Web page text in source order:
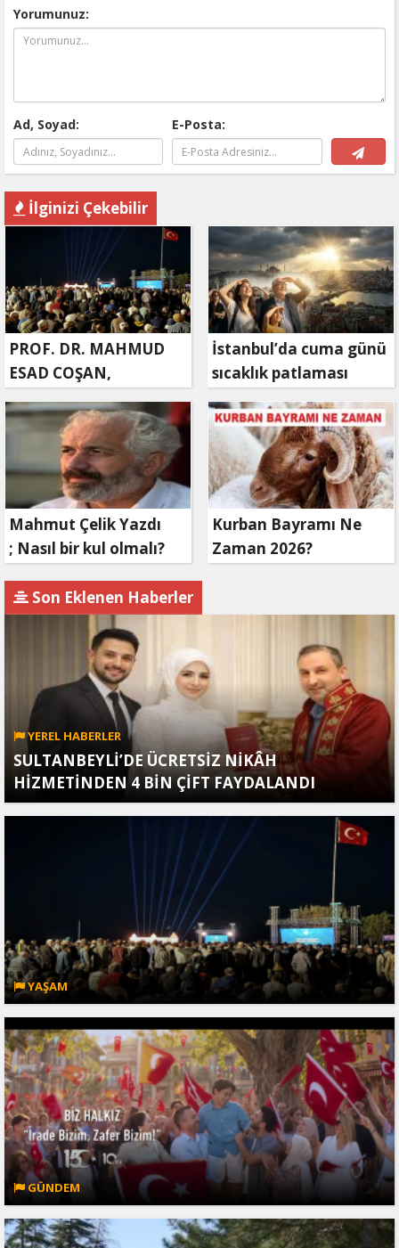
Yorumunuz:
Ad, Soyad: E-Posta:
İlginizi Çekebilir
PROF. DR. MAHMUD
ESAD COŞAN,
DOĞUMUNUN HİCRÎ
91. YILINDA ELAZIĞ'DA
YÂD EDİLECEK
İstanbul’da cuma günü
sıcaklık patlaması
yaşanacak
Mahmut Çelik Yazdı
; Nasıl bir kul olmalı?
Kurban Bayramı Ne
Zaman 2026?
Son Eklenen Haberler
YEREL HABERLER
SULTANBEYLİ’DE ÜCRETSİZ NİKÂH
HİZMETİNDEN 4 BİN ÇİFT FAYDALANDI
YAŞAM
GÜNDEM